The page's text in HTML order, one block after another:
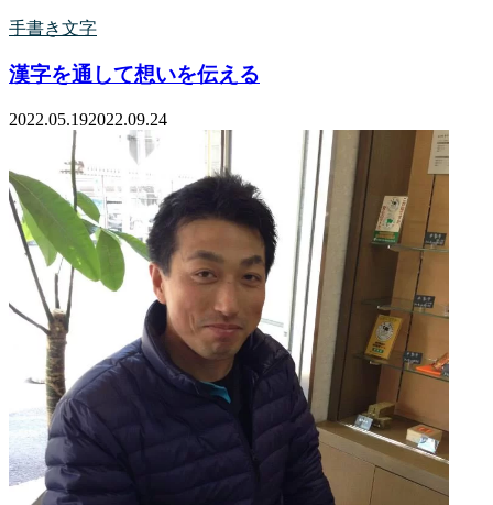
手書き文字
漢字を通して想いを伝える
2022.05.192022.09.24